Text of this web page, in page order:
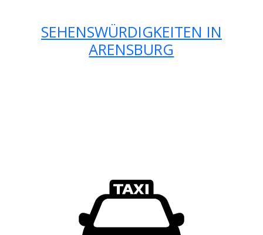
SEHENSWÜRDIGKEITEN IN
ARENSBURG